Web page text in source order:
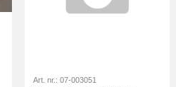
Art. nr.: 07-003051